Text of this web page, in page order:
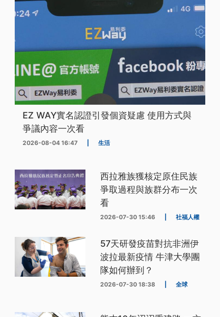
EZ WAY實名認證引發個資疑慮 使用方式與
爭議內容一次看
2026-08-04 16:47 生活
西拉雅族獲核定原住民族
爭取過程與族群分布一次
看
2026-07-30 15:46 社福人權
57天研發疫苗對抗非洲伊
波拉最新疫情 牛津大學團
隊如何辦到？
2026-07-30 18:38 全球